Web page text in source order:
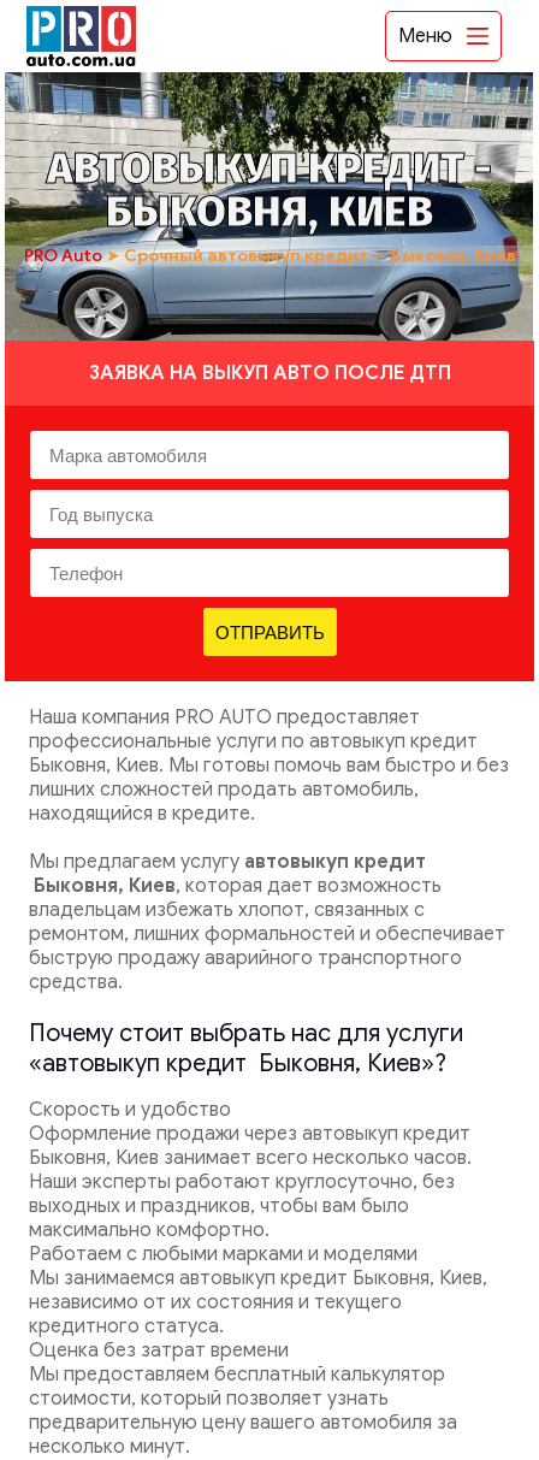
Меню
АВТОВЫКУП КРЕДИТ -
БЫКОВНЯ, КИЕВ
PRO Auto➤Срочный автовыкуп кредит — Быковня, Киев
ЗАЯВКА НА ВЫКУП АВТО ПОСЛЕ ДТП
ОТПРАВИТЬ
Наша компания PRO AUTO предоставляет
профессиональные услуги по автовыкуп кредит
Быковня, Киев. Мы готовы помочь вам быстро и без
лишних сложностей продать автомобиль,
находящийся в кредите.
Мы предлагаем услугу автовыкуп кредит
Быковня, Киев, которая дает возможность
владельцам избежать хлопот, связанных с
ремонтом, лишних формальностей и обеспечивает
быструю продажу аварийного транспортного
средства.
Почему стоит выбрать нас для услуги
«автовыкуп кредит Быковня, Киев»?
Скорость и удобство
Оформление продажи через автовыкуп кредит
Быковня, Киев занимает всего несколько часов.
Наши эксперты работают круглосуточно, без
выходных и праздников, чтобы вам было
максимально комфортно.
Работаем с любыми марками и моделями
Мы занимаемся автовыкуп кредит Быковня, Киев,
независимо от их состояния и текущего
кредитного статуса.
Оценка без затрат времени
Мы предоставляем бесплатный калькулятор
стоимости, который позволяет узнать
предварительную цену вашего автомобиля за
несколько минут.